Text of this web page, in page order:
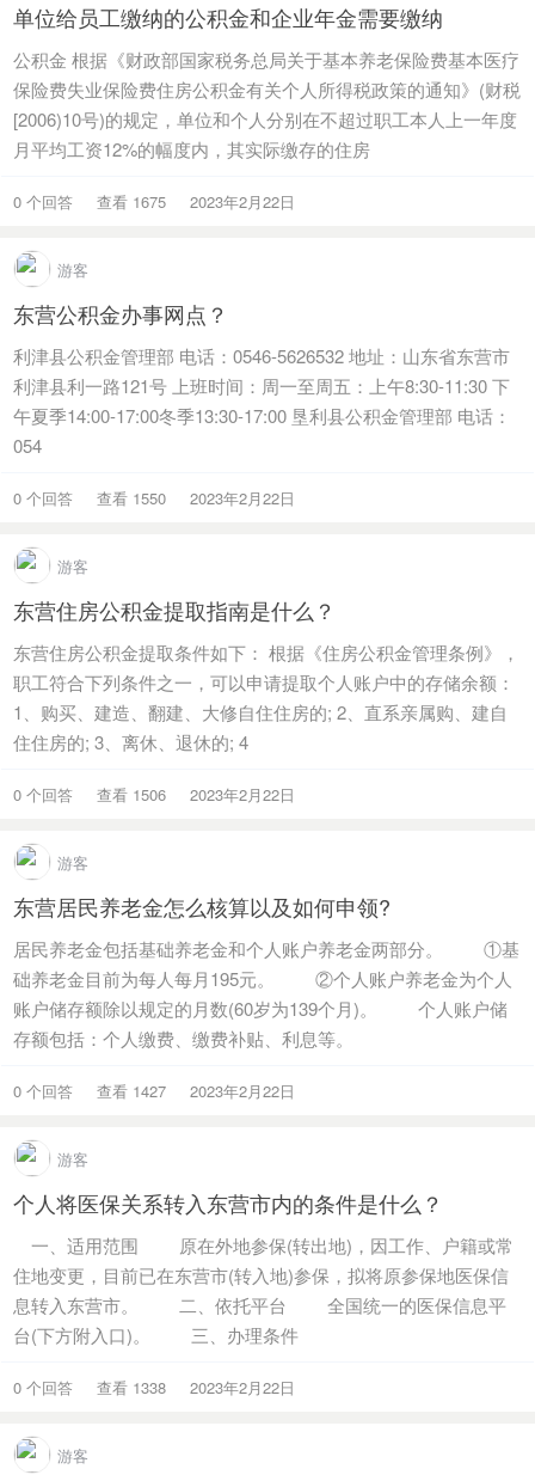
单位给员工缴纳的公积金和企业年金需要缴纳
公积金 根据《财政部国家税务总局关于基本养老保险费基本医疗
保险费失业保险费住房公积金有关个人所得税政策的通知》(财税
[2006)10号)的规定，单位和个人分别在不超过职工本人上一年度
月平均工资12%的幅度内，其实际缴存的住房
0 个回答 查看 1675 2023年2月22日
游客
东营公积金办事网点？
利津县公积金管理部 电话：0546-5626532 地址：山东省东营市
利津县利一路121号 上班时间：周一至周五：上午8:30-11:30 下
午夏季14:00-17:00冬季13:30-17:00 垦利县公积金管理部 电话：
054
0 个回答 查看 1550 2023年2月22日
游客
东营住房公积金提取指南是什么？
东营住房公积金提取条件如下： 根据《住房公积金管理条例》，
职工符合下列条件之一，可以申请提取个人账户中的存储余额：
1、购买、建造、翻建、大修自住住房的; 2、直系亲属购、建自
住住房的; 3、离休、退休的; 4
0 个回答 查看 1506 2023年2月22日
游客
东营居民养老金怎么核算以及如何申领?
居民养老金包括基础养老金和个人账户养老金两部分。 ①基
础养老金目前为每人每月195元。 ②个人账户养老金为个人
账户储存额除以规定的月数(60岁为139个月)。 个人账户储
存额包括：个人缴费、缴费补贴、利息等。
0 个回答 查看 1427 2023年2月22日
游客
个人将医保关系转入东营市内的条件是什么？
一、适用范围 原在外地参保(转出地)，因工作、户籍或常
住地变更，目前已在东营市(转入地)参保，拟将原参保地医保信
息转入东营市。 二、依托平台 全国统一的医保信息平
台(下方附入口)。 三、办理条件
0 个回答 查看 1338 2023年2月22日
游客